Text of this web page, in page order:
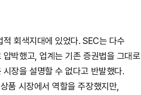
회색지대에 있었다. SEC는 다수
박했고, 업계는 기존 증권법을 그대로
장을 설명할 수 없다고 반발했다.
품 시장에서 역할을 주장했지만,